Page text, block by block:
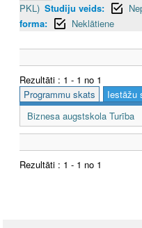
PKL) Studiju veids:
forma:
Neklātiene
Rezultāti : 1 - 1 no 1
Programmu skats
Iestāžu
Biznesa augstskola Turība
Rezultāti : 1 - 1 no 1